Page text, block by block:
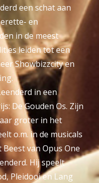
een schat aan
en
in de meest
leiden tot een
Showbizzcity en
in een
De Gouden Os. Zijn
groter in het
o.m. in de musicals
van Opus One
Hij speelt
Pleidooi en Lang